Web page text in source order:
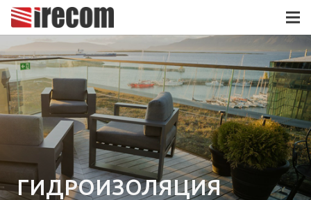
ГИДРОИЗОЛЯЦИЯ